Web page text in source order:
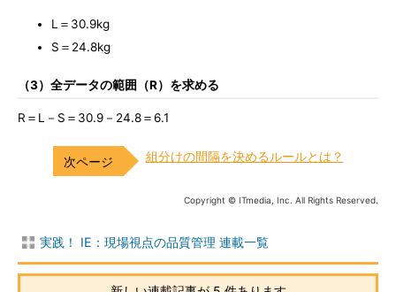
L＝30.9kg
S＝24.8kg
（3）全データの範囲（R）を求める
R＝L－S＝30.9－24.8＝6.1
組分けの間隔を決めるルールとは？
Copyright © ITmedia, Inc. All Rights Reserved.
実践！ IE：現場視点の品質管理 連載一覧